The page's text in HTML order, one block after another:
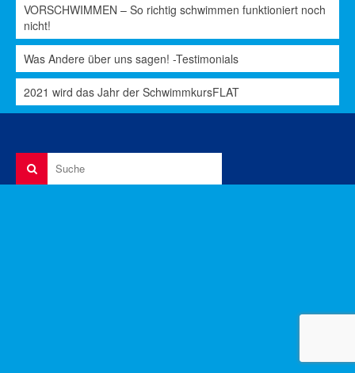
VORSCHWIMMEN – So richtig schwimmen funktioniert noch
nicht!
Was Andere über uns sagen! -Testimonials
2021 wird das Jahr der SchwimmkursFLAT